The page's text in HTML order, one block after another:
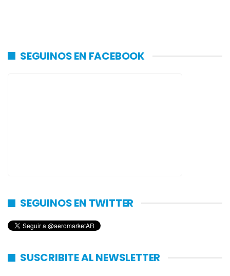
SEGUINOS EN FACEBOOK
SEGUINOS EN TWITTER
SUSCRIBITE AL NEWSLETTER